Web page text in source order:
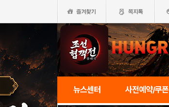
뉴스센터 사전예약/쿠폰